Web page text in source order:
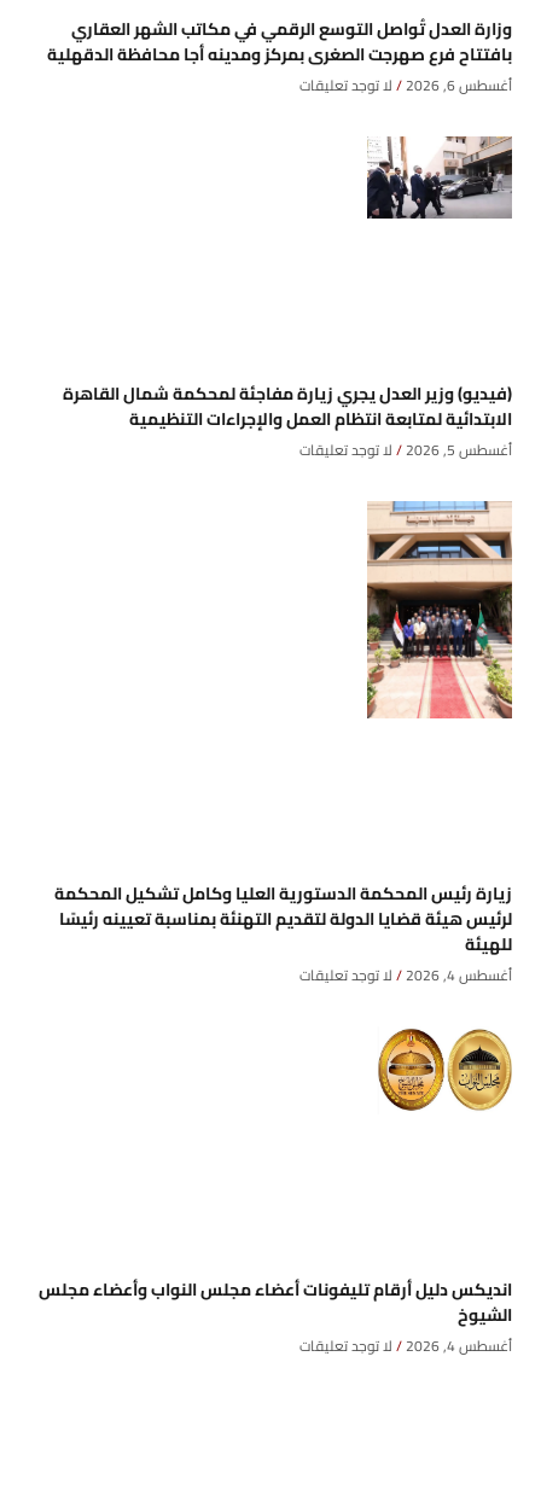
وزارة العدل تُواصل التوسع الرقمي في مكاتب الشهر العقاري
بافتتاح فرع صهرجت الصغرى بمركز ومدينه أجا محافظة الدقهلية
أغسطس 6, 2026 لا توجد تعليقات
(فيديو) وزير العدل يجري زيارة مفاجئة لمحكمة شمال القاهرة
الابتدائية لمتابعة انتظام العمل والإجراءات التنظيمية
أغسطس 5, 2026 لا توجد تعليقات
زيارة رئيس المحكمة الدستورية العليا وكامل تشكيل المحكمة
لرئيس هيئة قضايا الدولة لتقديم التهنئة بمناسبة تعيينه رئيسًا
للهيئة
أغسطس 4, 2026 لا توجد تعليقات
انديكس دليل أرقام تليفونات أعضاء مجلس النواب وأعضاء مجلس
الشيوخ
أغسطس 4, 2026 لا توجد تعليقات